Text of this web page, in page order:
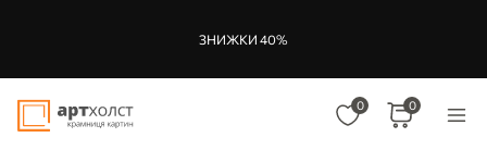
ЗНИЖКИ 40%
0 0